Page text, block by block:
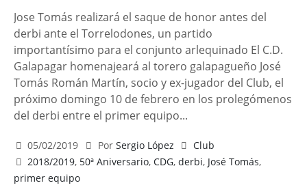
Jose Tomás realizará el saque de honor antes del
derbi ante el Torrelodones, un partido
importantísimo para el conjunto arlequinado El C.D.
Galapagar homenajeará al torero galapagueño José
Tomás Román Martín, socio y ex-jugador del Club, el
próximo domingo 10 de febrero en los prolegómenos
del derbi entre el primer equipo...
05/02/2019 Por Sergio López
Club
2018/2019, 50ª Aniversario,CDG,derbi, José Tomás,
primer equipo